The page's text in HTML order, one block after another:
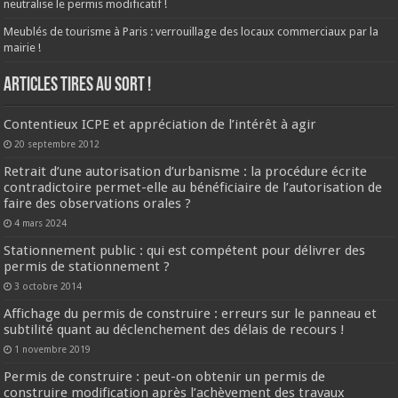
neutralise le permis modificatif !
Meublés de tourisme à Paris : verrouillage des locaux commerciaux par la
mairie !
ARTICLES TIRES AU SORT !
Contentieux ICPE et appréciation de l’intérêt à agir
20 septembre 2012
Retrait d’une autorisation d’urbanisme : la procédure écrite
contradictoire permet-elle au bénéficiaire de l’autorisation de
faire des observations orales ?
4 mars 2024
Stationnement public : qui est compétent pour délivrer des
permis de stationnement ?
3 octobre 2014
Affichage du permis de construire : erreurs sur le panneau et
subtilité quant au déclenchement des délais de recours !
1 novembre 2019
Permis de construire : peut-on obtenir un permis de
construire modification après l’achèvement des travaux